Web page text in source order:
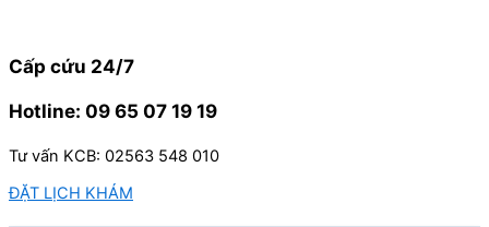
nội
Cấp cứu 24/7
Hotline: 09 65 07 19 19
Tư vấn KCB: 02563 548 010
ĐẶT LỊCH KHÁM